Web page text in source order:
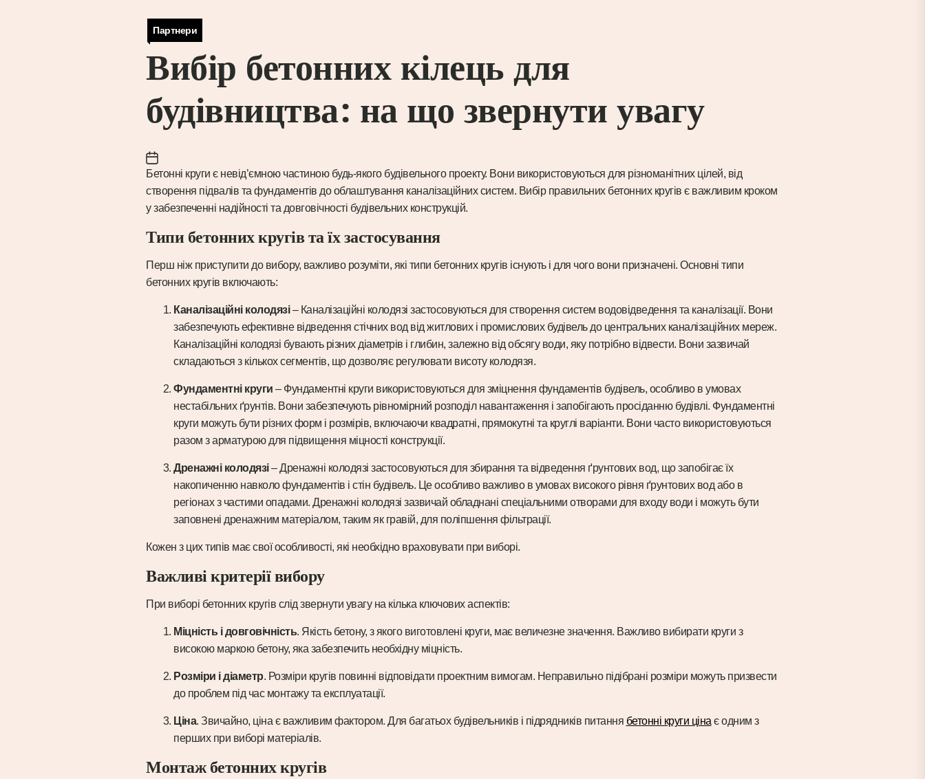
Партнери
Вибір бетонних кілець для
будівництва: на що звернути увагу
Бетонні круги є невід’ємною частиною будь-якого будівельного проекту. Вони використовуються для різноманітних цілей, від
створення підвалів та фундаментів до облаштування каналізаційних систем. Вибір правильних бетонних кругів є важливим кроком
у забезпеченні надійності та довговічності будівельних конструкцій.
Типи бетонних кругів та їх застосування
Перш ніж приступити до вибору, важливо розуміти, які типи бетонних кругів існують і для чого вони призначені. Основні типи
бетонних кругів включають:
Каналізаційні колодязі– Каналізаційні колодязі застосовуються для створення систем водовідведення та каналізації. Вони
забезпечують ефективне відведення стічних вод від житлових і промислових будівель до центральних каналізаційних мереж.
Каналізаційні колодязі бувають різних діаметрів і глибин, залежно від обсягу води, яку потрібно відвести. Вони зазвичай
складаються з кількох сегментів, що дозволяє регулювати висоту колодязя.
Фундаментні круги – Фундаментні круги використовуються для зміцнення фундаментів будівель, особливо в умовах
нестабільних ґрунтів. Вони забезпечують рівномірний розподіл навантаження і запобігають просіданню будівлі. Фундаментні
круги можуть бути різних форм і розмірів, включаючи квадратні, прямокутні та круглі варіанти. Вони часто використовуються
разом з арматурою для підвищення міцності конструкції.
Дренажні колодязі– Дренажні колодязі застосовуються для збирання та відведення ґрунтових вод, що запобігає їх
накопиченню навколо фундаментів і стін будівель. Це особливо важливо в умовах високого рівня ґрунтових вод або в
регіонах з частими опадами. Дренажні колодязі зазвичай обладнані спеціальними отворами для входу води і можуть бути
заповнені дренажним матеріалом, таким як гравій, для поліпшення фільтрації.
Кожен з цих типів має свої особливості, які необхідно враховувати при виборі.
Важливі критерії вибору
При виборі бетонних кругів слід звернути увагу на кілька ключових аспектів:
Міцність і довговічність. Якість бетону, з якого виготовлені круги, має величезне значення. Важливо вибирати круги з
високою маркою бетону, яка забезпечить необхідну міцність.
Розміри і діаметр. Розміри кругів повинні відповідати проектним вимогам. Неправильно підібрані розміри можуть призвести
до проблем під час монтажу та експлуатації.
Ціна. Звичайно, ціна є важливим фактором. Для багатьох будівельників і підрядників питання бетонні круги ціна є одним з
перших при виборі матеріалів.
Монтаж бетонних кругів